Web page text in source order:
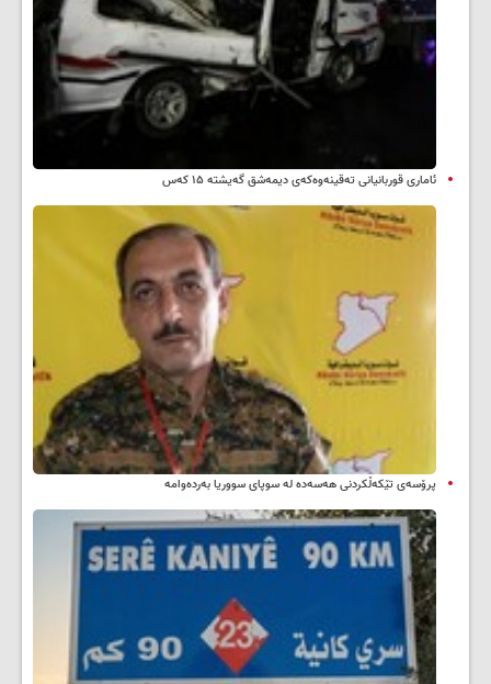
ئاماری قوربانیانی تەقینەوەکەی دیمەشق گەیشتە ۱۵ کەس
پرۆسەی تێکەڵکردنی هەسەدە لە سوپای سووریا بەردەوامە